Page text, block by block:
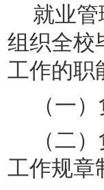
就业
组织全校
工作的职
（一
（二
工作规章